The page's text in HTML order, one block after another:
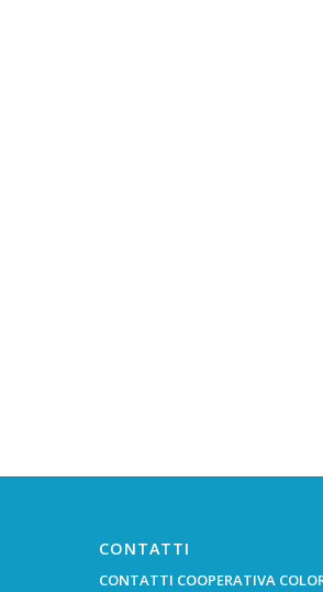
CONTATTI
CONTATTI COOPERATIVA